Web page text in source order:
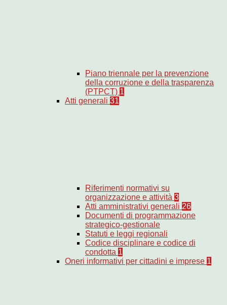
Piano triennale per la prevenzione
della corruzione e della trasparenza
(PTPCT) 1
Atti generali 31
Riferimenti normativi su
organizzazione e attività 3
Atti amministrativi generali 26
Documenti di programmazione
strategico-gestionale
Statuti e leggi regionali
Codice disciplinare e codice di
condotta 1
Oneri informativi per cittadini e imprese 1